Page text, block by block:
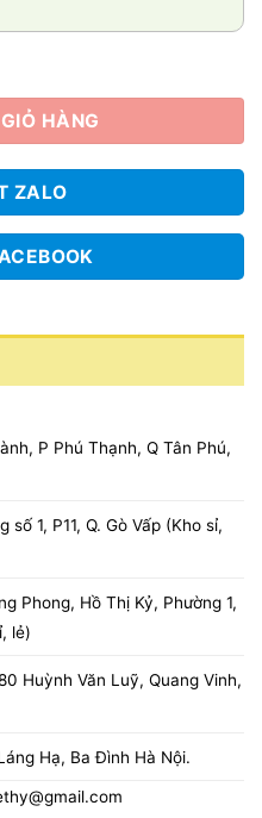
HÀNG
ZALO
P Phú Thạnh, Q Tân Phú,
số 1, P11, Q. Gò Vấp (Kho sỉ,
Phong, Hồ Thị Kỷ, Phường 1,
lẻ)
Huỳnh Văn Luỹ, Quang Vinh,
Hạ, Ba Đình Hà Nội.